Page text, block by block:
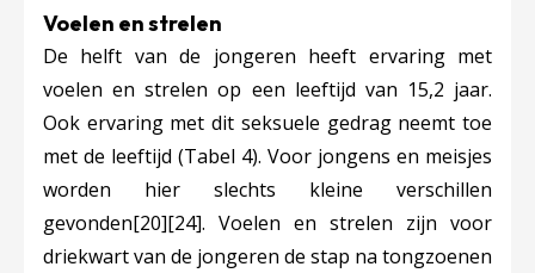
Voelen en strelen
De helft van de jongeren heeft ervaring met
voelen en strelen op een leeftijd van 15,2 jaar.
Ook ervaring met dit seksuele gedrag neemt toe
met de leeftijd (Tabel 4). Voor jongens en meisjes
worden hier slechts kleine verschillen
gevonden[20][24]. Voelen en strelen zijn voor
driekwart van de jongeren de stap na tongzoenen